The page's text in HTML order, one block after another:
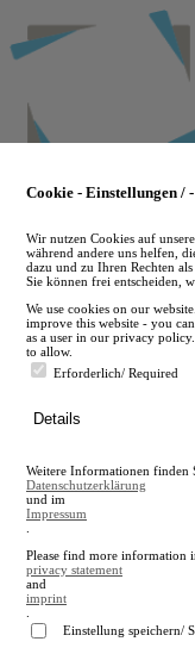
to
main
en
A
A
Cookie - Einstellungen /
Wir nutzen Cookies auf
während andere uns helfen,
dazu und zu Ihren Rechten
Sie können frei entscheiden,
We use cookies on our
improve this website - you
as a user in our privacy
to allow.
Erforderlich/ Required
Details
Weitere Informationen finden
Datenschutzerklärung
und im
Impressum
Please find more information
privacy statement
and
imprint
Einstellung speichern/